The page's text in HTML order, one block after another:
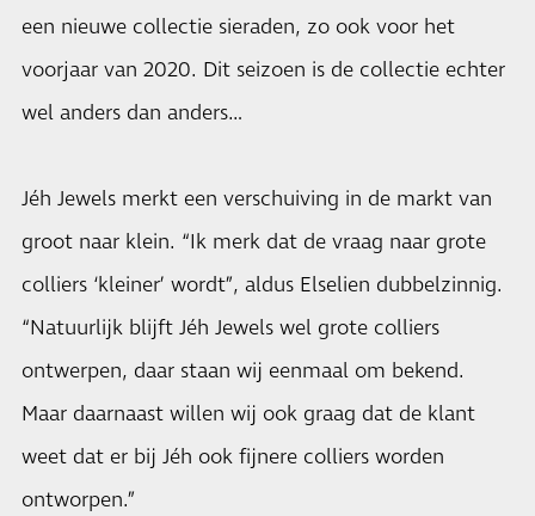
een nieuwe collectie sieraden, zo ook voor het
voorjaar van 2020. Dit seizoen is de collectie echter
wel anders dan anders…
Jéh Jewels merkt een verschuiving in de markt van
groot naar klein. “Ik merk dat de vraag naar grote
colliers ‘kleiner’ wordt”, aldus Elselien dubbelzinnig.
“Natuurlijk blijft Jéh Jewels wel grote colliers
ontwerpen, daar staan wij eenmaal om bekend.
Maar daarnaast willen wij ook graag dat de klant
weet dat er bij Jéh ook fijnere colliers worden
ontworpen.”